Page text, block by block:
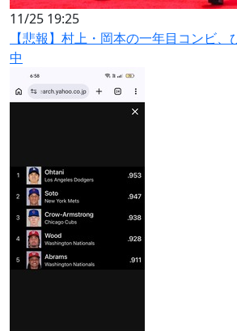
11/25 19:25
【悲報】村上・岡本の一年目コンビ
中